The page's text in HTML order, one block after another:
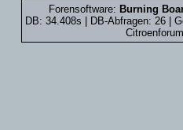
Forensoftware: Burning
DB: 34.408s | DB-Abfragen: 26 |